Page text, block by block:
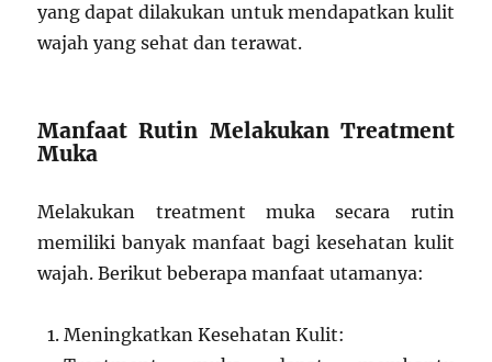
yang dapat dilakukan untuk mendapatkan kulit
wajah yang sehat dan terawat.
Manfaat Rutin Melakukan Treatment
Muka
Melakukan treatment muka secara rutin
memiliki banyak manfaat bagi kesehatan kulit
wajah. Berikut beberapa manfaat utamanya:
Meningkatkan Kesehatan Kulit: